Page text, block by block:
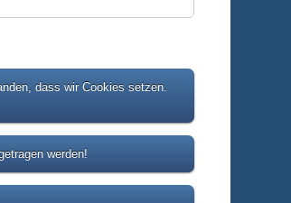
dass wir Cookies setzen.
werden!